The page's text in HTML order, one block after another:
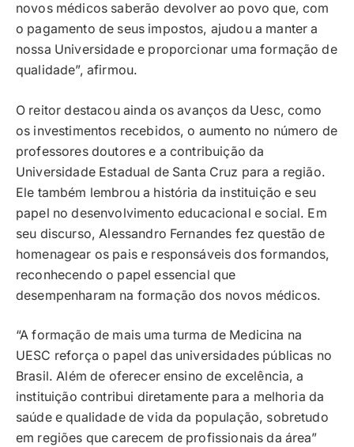
novos médicos saberão devolver ao povo que, com
o pagamento de seus impostos, ajudou a manter a
nossa Universidade e proporcionar uma formação de
qualidade”, afirmou.
O reitor destacou ainda os avanços da Uesc, como
os investimentos recebidos, o aumento no número de
professores doutores e a contribuição da
Universidade Estadual de Santa Cruz para a região.
Ele também lembrou a história da instituição e seu
papel no desenvolvimento educacional e social. Em
seu discurso, Alessandro Fernandes fez questão de
homenagear os pais e responsáveis dos formandos,
reconhecendo o papel essencial que
desempenharam na formação dos novos médicos.
“A formação de mais uma turma de Medicina na
UESC reforça o papel das universidades públicas no
Brasil. Além de oferecer ensino de excelência, a
instituição contribui diretamente para a melhoria da
saúde e qualidade de vida da população, sobretudo
em regiões que carecem de profissionais da área”